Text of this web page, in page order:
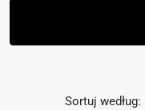
Sortuj według: